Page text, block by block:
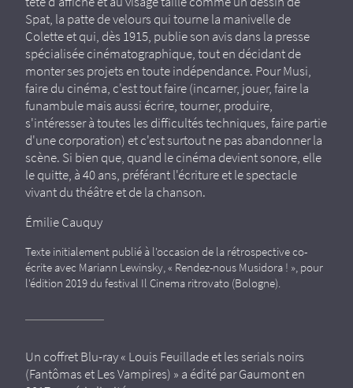
Spat, la patte de velours qui tourne la manivelle de
Colette et qui, dès 1915, publie son avis dans la presse
spécialisée cinématographique, tout en décidant de
monter ses projets en toute indépendance. Pour Musi,
faire du cinéma, c'est tout faire (incarner, jouer, faire la
funambule mais aussi écrire, tourner, produire,
s'intéresser à toutes les difficultés techniques, faire partie
d'une corporation) et c'est surtout ne pas abandonner la
scène. Si bien que, quand le cinéma devient sonore, elle
le quitte, à 40 ans, préférant l'écriture et le spectacle
vivant du théâtre et de la chanson.
Émilie Cauquy
Texte initialement publié à l'occasion de la rétrospective co-
écrite avec Mariann Lewinsky, « Rendez-nous Musidora ! », pour
l'édition 2019 du festival Il Cinema ritrovato (Bologne).
Un coffret Blu-ray « Louis Feuillade et les serials noirs
(Fantômas et Les Vampires) » a édité par Gaumont en